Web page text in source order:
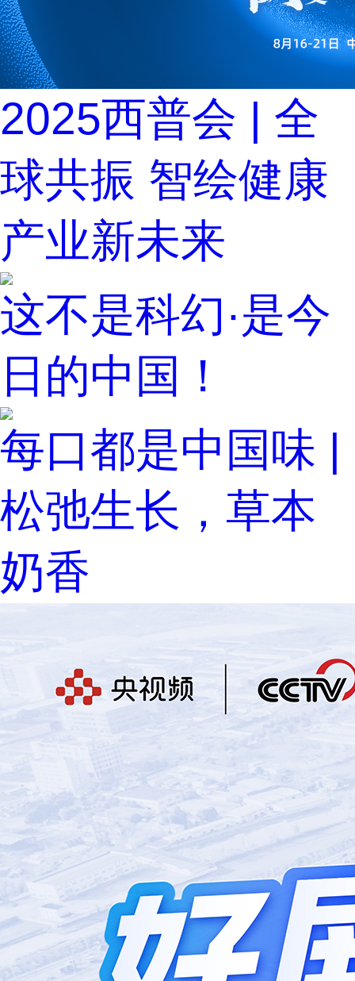
2025西普会 | 全
球共振 智绘健康
产业新未来
这不是科幻·是今
日的中国！
每口都是中国味 |
松弛生长，草本
奶香